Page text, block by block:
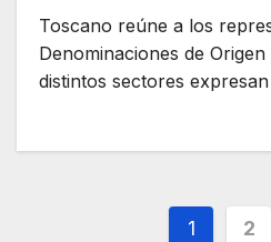
Toscano reúne a los
Denominaciones de
distintos sectores
1 2